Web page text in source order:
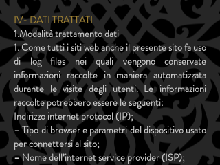
IV- DATI TRATTATI
1.Modalità trattamento dati
1. Come tutti i siti web anche il presente sito fa uso
di log files nei quali vengono conservate
informazioni raccolte in maniera automatizzata
durante le visite degli utenti. Le informazioni
raccolte potrebbero essere le seguenti:
Indirizzo internet protocol (IP);
– Tipo di browser e parametri del dispositivo usato
per connettersi al sito;
– Nome dell’internet service provider (ISP);